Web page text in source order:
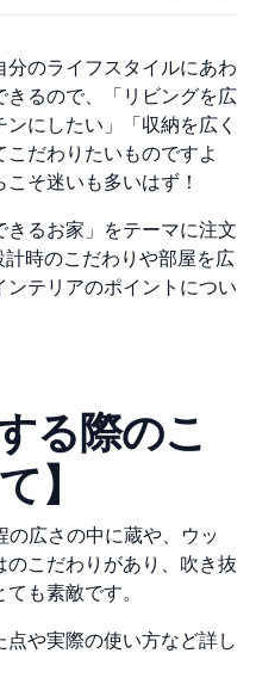
のライフスタイルにあわ
るので、「リビングを広
にしたい」「収納を広く
だわりたいものですよ
そ迷いも多いはず！
るお家」をテーマに注文
計時のこだわりや部屋を広
ンテリアのポイントについ
る際のこ
】
広さの中に蔵や、ウッ
のこだわりがあり、吹き抜
も素敵です。
や実際の使い方など詳し